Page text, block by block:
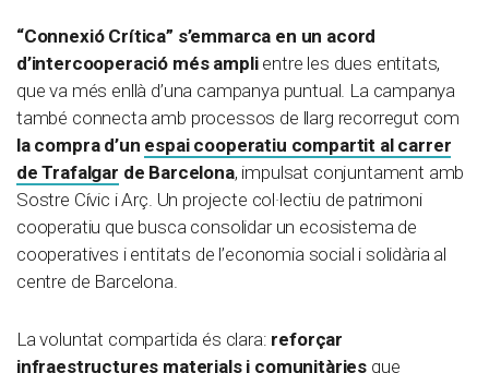
“Connexió Crítica” s’emmarca en un acord
d’intercooperació més amplientre les dues entitats,
que va més enllà d’una campanya puntual. La campanya
també connecta amb processos de llarg recorregut com
la compra d’un espai cooperatiu compartit al carrer
de Trafalgar de Barcelona, impulsat conjuntament amb
Sostre Cívic i Arç. Un projecte col·lectiu de patrimoni
cooperatiu que busca consolidar un ecosistema de
cooperatives i entitats de l’economia social i solidària al
centre de Barcelona.
La voluntat compartida és clara: reforçar
infraestructures materials i comunitàries que